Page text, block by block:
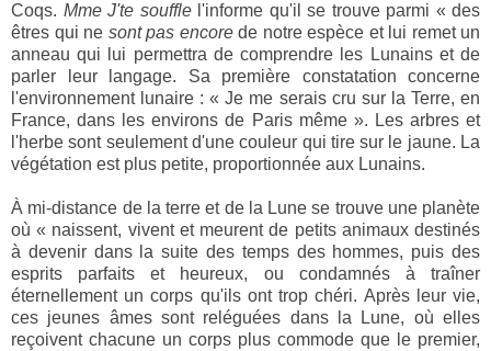
Coqs. Mme J'te soufflel'informe qu'il se trouve parmi « des
êtres qui ne sont pas encorede notre espèce et lui remet un
anneau qui lui permettra de comprendre les Lunains et de
parler leur langage. Sa première constatation concerne
l'environnement lunaire : « Je me serais cru sur la Terre, en
France, dans les environs de Paris même ». Les arbres et
l'herbe sont seulement d'une couleur qui tire sur le jaune. La
végétation est plus petite, proportionnée aux Lunains.
À mi-distance de la terre et de la Lune se trouve une planète
où « naissent, vivent et meurent de petits animaux destinés
à devenir dans la suite des temps des hommes, puis des
esprits parfaits et heureux, ou condamnés à traîner
éternellement un corps qu'ils ont trop chéri. Après leur vie,
ces jeunes âmes sont reléguées dans la Lune, où elles
reçoivent chacune un corps plus commode que le premier,